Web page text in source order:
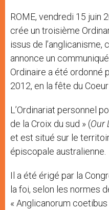
ROME, vendredi 15 juin
crée un troisième
issus de l’anglicanisme,
annonce un
Ordinaire a été ordonné
2012, en la fête du Coeur
L’Ordinariat personnel
de la Croix du sud » (Our
et est situé sur le
épiscopale australienne.
Il a été érigé par la
la foi, selon les normes
« Anglicanorum